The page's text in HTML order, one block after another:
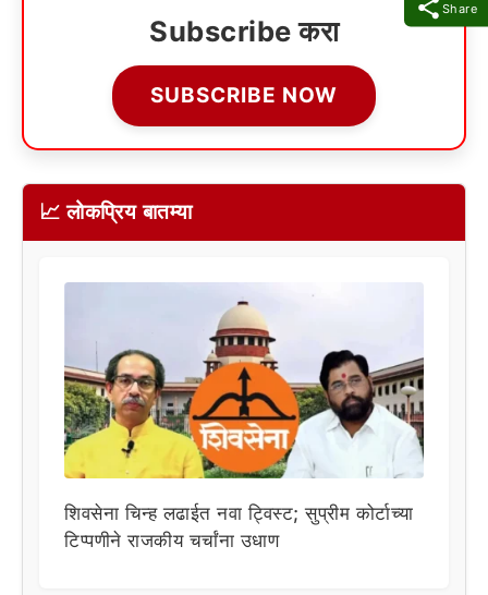
Share
Subscribe करा
SUBSCRIBE NOW
📈 लोकप्रिय बातम्या
शिवसेना चिन्ह लढाईत नवा ट्विस्ट; सुप्रीम कोर्टाच्या
टिप्पणीने राजकीय चर्चांना उधाण